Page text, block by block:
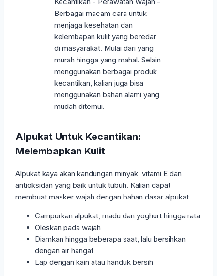
Alpukat Untuk Kecantikan:
Melembapkan Kulit
Alpukat kaya akan kandungan minyak, vitami E dan
antioksidan yang baik untuk tubuh. Kalian dapat
membuat masker wajah dengan bahan dasar alpukat.
Campurkan alpukat, madu dan yoghurt hingga rata
Oleskan pada wajah
Diamkan hingga beberapa saat, lalu bersihkan
dengan air hangat
Lap dengan kain atau handuk bersih